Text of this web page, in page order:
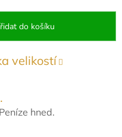
do košíku
velikostí
hned.